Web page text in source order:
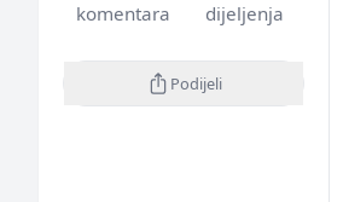
komentara dijeljenja
Podijeli